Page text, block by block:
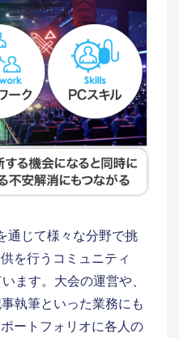
通じて様々な分野で挑
を行うコミュニティ
ます。大会の運営や、
執筆といった業務にも
ートフォリオに各人の